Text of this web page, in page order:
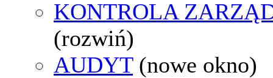
KONTROLA
(rozwiń)
AUDYT (nowe okno)